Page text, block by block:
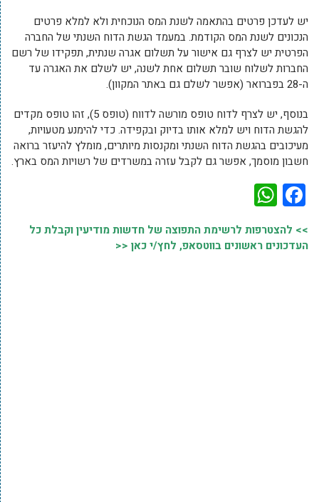
יש לעדכן פרטים בהתאמה לשנת המס הנוכחית ולא למלא פרטים
הנכונים לשנת המס הקודמת. במעמד הגשת הדוח השנתי של החברה
הפרטית יש לצרף גם אישור על תשלום אגרה שנתית, תפקידו של רשם
החברות לשלוח שובר תשלום אחת לשנה, יש לשלם את האגרה עד
ה-28 בפברואר (אפשר לשלם גם באתר המקוון).
בנוסף, יש לצרף לדוח טופס מורשה לדווח (טופס 5), זהו טופס מקדים
להגשת הדוח ויש למלא אותו בדיוק ובקפידה. כדי להימנע מטעויות,
מעיכובים בהגשת הדוח השנתי ומקנסות מיותרים, מומלץ להיעזר ברואה
חשבון מוסמך, אפשר גם לקבל עזרה במשרדים של רשויות המס בארץ.
Facebook
>> להצטרפות לרשימת התפוצה של חדשות מודיעין וקבלת כל
העדכונים ראשונים בווטסאפ, לחץ/י כאן <<